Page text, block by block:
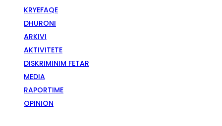
KRYEFAQE
DHURONI
ARKIVI
AKTIVITETE
DISKRIMINIM FETAR
MEDIA
RAPORTIME
OPINION